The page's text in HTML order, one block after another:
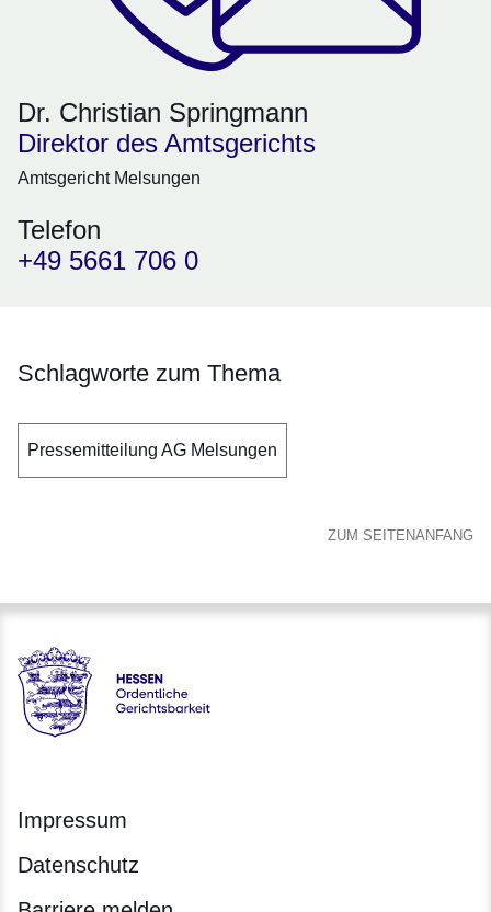
Dr. Christian Springmann
Direktor des Amtsgerichts
Amtsgericht Melsungen
Telefon
+49 5661 706 0
Schlagworte zum Thema
Pressemitteilung AG Melsungen
ZUM SEITENANFANG
Hessen - Ordentliche Gerichtsbarkeit Hessen
Impressum
Datenschutz